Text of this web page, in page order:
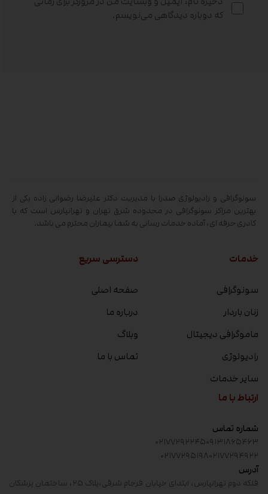
که دوباره دیدگاهی می‌نویسم.
سونوگرافی و رادیولوژی صدرا با مدیریت دکتر علیرضا رضوانی زاده یکی از
بهترین مراکز سونوگرافی در محدوده شرق تهران و تهرانپارس است که با
کادری حرفه ای، آماده خدمات رسانی به شما بیماران محترم می باشد.
خدمات
سونوگرافی
زنان باردار
ماموگرافی دیجیتال
رادیولوژی
سایر خدمات
دسترسی سریع
صفحه اصلی
درباره ما
وبلاگ
تماس با ما
ارتباط با ما
شماره تماس
۰۹۱۳۱۸۶۵۴۶۳۰۲۱۷۷۲۹۲۲۴۵
۰۲۱۷۷۲۹۴۹۲۲۰۲۱۷۷۲۹۵۱۹۸
آدرس
فلکه دوم تهرانپارس، ابتدای خیابان فرجام شرقی،پلاک ۲۵، ساختمان پزشکان